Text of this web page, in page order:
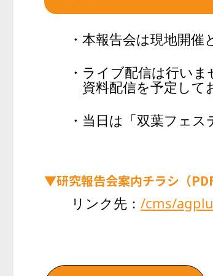
・本報告会は現地開催
・ライブ配信は行い
資料配信を予定して
・当日は「双葉フェ
▼研究報告会案内チラシ（PDF
リンク先： /cms/